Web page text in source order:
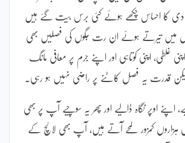
آزادی کا احساس چکھے ہوئے کئی برس بیت گئے ہیں
میں تیرتے ہوئے ان رت جگوں کی فصلیں بھی
غلطی، اپنی کوتاہی اور اپنے جرم پر معافی مانگ
قدرت یہ فصل کاٹنے پر راضی نہیں ہو رہی۔
اپنے اوپر نگاہ ڈالیے اور پھر یہ سوچیے آپ پر بھی
ہزاروں کمزور لمحے آتے ہیں، آپ بھی لالچ کے